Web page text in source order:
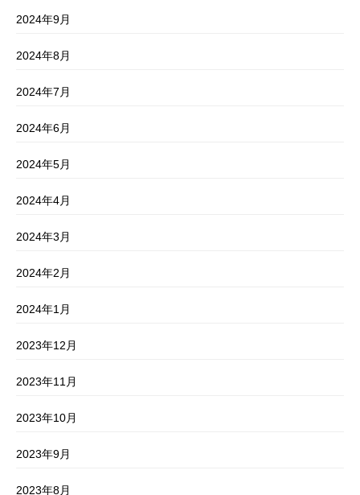
2024年9月
2024年8月
2024年7月
2024年6月
2024年5月
2024年4月
2024年3月
2024年2月
2024年1月
2023年12月
2023年11月
2023年10月
2023年9月
2023年8月